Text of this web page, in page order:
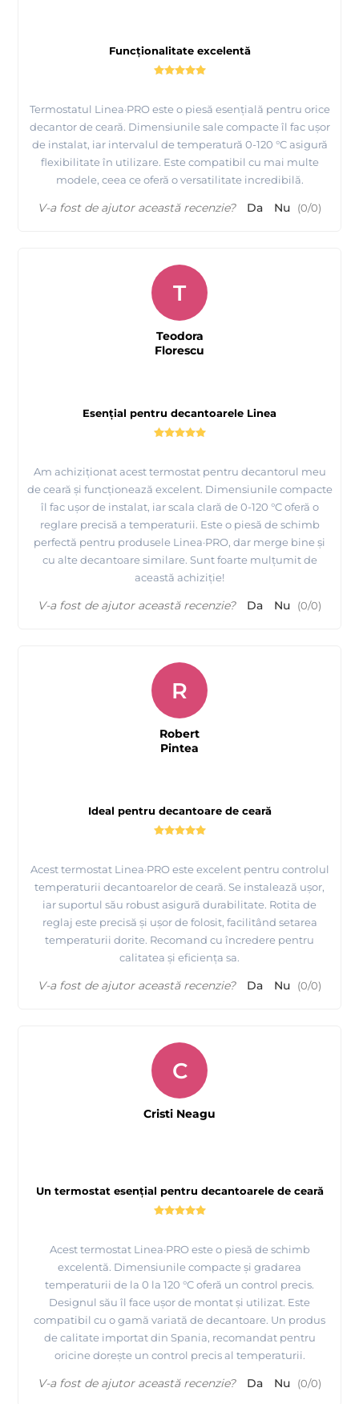
Funcționalitate excelentă
Termostatul Linea·PRO este o piesă esențială pentru orice
decantor de ceară. Dimensiunile sale compacte îl fac ușor
de instalat, iar intervalul de temperatură 0-120 °C asigură
flexibilitate în utilizare. Este compatibil cu mai multe
modele, ceea ce oferă o versatilitate incredibilă.
V-a fost de ajutor această recenzie? Da Nu (0/0)
Esențial pentru decantoarele Linea
Am achiziționat acest termostat pentru decantorul meu
de ceară și funcționează excelent. Dimensiunile compacte
îl fac ușor de instalat, iar scala clară de 0-120 °C oferă o
reglare precisă a temperaturii. Este o piesă de schimb
perfectă pentru produsele Linea·PRO, dar merge bine și
cu alte decantoare similare. Sunt foarte mulțumit de
această achiziție!
T
Teodora
Florescu
V-a fost de ajutor această recenzie? Da Nu (0/0)
Ideal pentru decantoare de ceară
Acest termostat Linea·PRO este excelent pentru controlul
temperaturii decantoarelor de ceară. Se instalează ușor,
iar suportul său robust asigură durabilitate. Rotita de
reglaj este precisă și ușor de folosit, facilitând setarea
temperaturii dorite. Recomand cu încredere pentru
calitatea și eficiența sa.
R
Robert
Pintea
V-a fost de ajutor această recenzie? Da Nu (0/0)
Un termostat esențial pentru decantoarele de ceară
Acest termostat Linea·PRO este o piesă de schimb
excelentă. Dimensiunile compacte și gradarea
temperaturii de la 0 la 120 °C oferă un control precis.
Designul său îl face ușor de montat și utilizat. Este
compatibil cu o gamă variată de decantoare. Un produs
de calitate importat din Spania, recomandat pentru
oricine dorește un control precis al temperaturii.
C
Cristi Neagu
V-a fost de ajutor această recenzie? Da Nu (0/0)